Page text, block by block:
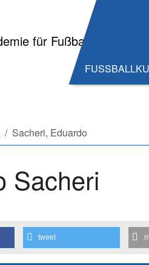
Sacheri, Eduardo
Sacheri
tweet